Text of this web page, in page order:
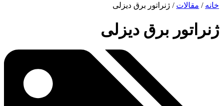
خانه / مقالات / ژنراتور برق دیزلی
ژنراتور برق دیزلی